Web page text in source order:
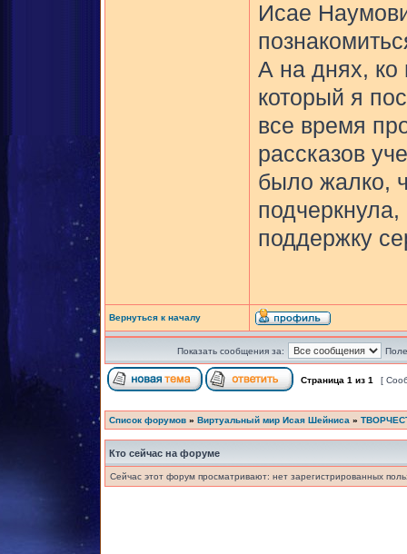
Исае
А на днях, ко
который я
все время
рассказов
было жалко,
поддержку
Вернуться к началу
Показать сообщения за:
Страница 1 из 1 [
Список форумов » Виртуальный мир Исая Шейниса »
Кто сейчас на форуме
Сейчас этот форум просматривают: нет зарегистрированных